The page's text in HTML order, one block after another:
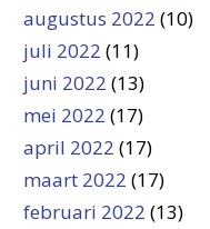
augustus 2022 (10)
juli 2022 (11)
juni 2022 (13)
mei 2022 (17)
april 2022 (17)
maart 2022 (17)
februari 2022 (13)